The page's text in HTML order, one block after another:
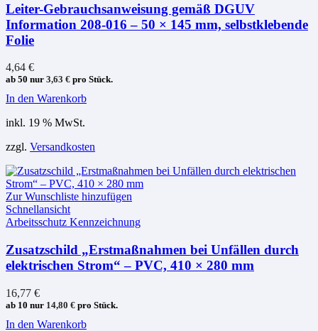
Leiter-Gebrauchsanweisung gemäß DGUV
Information 208-016 – 50 × 145 mm, selbstklebende
Folie
4,64 €
ab 50 nur 3,63 € pro Stück.
In den Warenkorb
inkl. 19 % MwSt.
zzgl. Versandkosten
Zur Wunschliste hinzufügen
Schnellansicht
Arbeitsschutz Kennzeichnung
Zusatzschild „Erstmaßnahmen bei Unfällen durch
elektrischen Strom“ – PVC, 410 × 280 mm
16,77 €
ab 10 nur 14,80 € pro Stück.
In den Warenkorb